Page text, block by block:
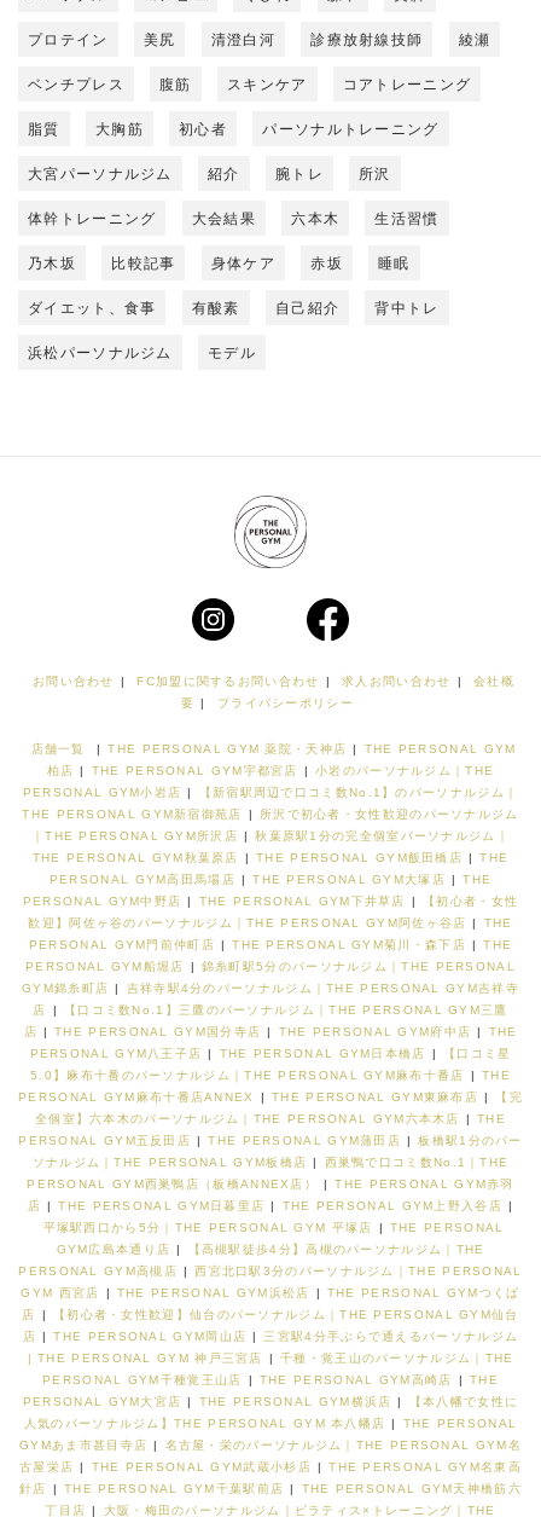
プロテイン 美尻 清澄白河 診療放射線技師 綾瀬
ベンチプレス 腹筋 スキンケア コアトレーニング
脂質 大胸筋 初心者 パーソナルトレーニング
大宮パーソナルジム 紹介 腕トレ 所沢
体幹トレーニング 大会結果 六本木 生活習慣
乃木坂 比較記事 身体ケア 赤坂 睡眠
ダイエット、食事 有酸素 自己紹介 背中トレ
浜松パーソナルジム モデル
お問い合わせ | FC加盟に関するお問い合わせ | 求人お問い合わせ |
会社概
要 | プライバシーポリシー
店舗一覧 | THE PERSONAL GYM 薬院・天神店 |
THE PERSONAL GYM
柏店 | THE PERSONAL GYM宇都宮店 |
小岩のパーソナルジム｜THE
PERSONAL GYM小岩店 |
【新宿駅周辺で口コミ数No.1】のパーソナルジム｜
THE PERSONAL GYM新宿御苑店
|
所沢で初心者・女性歓迎のパーソナルジム
｜THE PERSONAL GYM所沢店 |
秋葉原駅1分の完全個室パーソナルジム｜
THE PERSONAL GYM秋葉原店
| THE PERSONAL GYM飯田橋店 |
THE
PERSONAL GYM高田馬場店 | THE PERSONAL GYM大塚店 |
THE
PERSONAL GYM中野店 | THE PERSONAL GYM下井草店 |
【初心者・女性
歓迎】阿佐ヶ谷のパーソナルジム｜THE PERSONAL GYM阿佐ヶ谷店 |
THE
PERSONAL GYM門前仲町店 | THE PERSONAL GYM菊川・森下店 |
THE
PERSONAL GYM船堀店
|
錦糸町駅5分のパーソナルジム｜THE PERSONAL
GYM錦糸町店 |
吉祥寺駅4分のパーソナルジム｜THE PERSONAL GYM吉祥寺
店
|
【口コミ数No.1】三鷹のパーソナルジム｜THE PERSONAL GYM三鷹
店 | THE PERSONAL GYM国分寺店 | THE PERSONAL GYM府中店 |
THE
PERSONAL GYM八王子店 | THE PERSONAL GYM日本橋店 |
【口コミ星
5.0】麻布十番のパーソナルジム｜THE PERSONAL GYM麻布十番店
|
THE
PERSONAL GYM麻布十番店ANNEX
| THE PERSONAL GYM東麻布店 |
【完
全個室】六本木のパーソナルジム｜THE PERSONAL GYM六本木店
|
THE
PERSONAL GYM五反田店 | THE PERSONAL GYM蒲田店 |
板橋駅1分のパー
ソナルジム｜THE PERSONAL GYM板橋店 |
西巣鴨で口コミ数No.1｜THE
PERSONAL GYM西巣鴨店（板橋ANNEX店）
|
THE PERSONAL GYM赤羽
店 | THE PERSONAL GYM日暮里店 | THE PERSONAL GYM上野入谷店 |
平塚駅西口から5分｜THE PERSONAL GYM 平塚店
|
THE PERSONAL
GYM広島本通り店 |
【高槻駅徒歩4分】高槻のパーソナルジム｜THE
PERSONAL GYM高槻店 |
西宮北口駅3分のパーソナルジム｜THE PERSONAL
GYM 西宮店
| THE PERSONAL GYM浜松店 |
THE PERSONAL GYMつくば
店
|
【初心者・女性歓迎】仙台のパーソナルジム｜THE PERSONAL GYM仙台
店 | THE PERSONAL GYM岡山店 |
三宮駅4分手ぶらで通えるパーソナルジム
| THE PERSONAL GYM 神戸三宮店
|
千種・覚王山のパーソナルジム｜THE
PERSONAL GYM千種覚王山店
| THE PERSONAL GYM高崎店 |
THE
PERSONAL GYM大宮店 | THE PERSONAL GYM横浜店 |
【本八幡で女性に
人気のパーソナルジム】THE PERSONAL GYM 本八幡店 |
THE PERSONAL
GYMあま市甚目寺店 |
名古屋・栄のパーソナルジム｜THE PERSONAL GYM名
古屋栄店 | THE PERSONAL GYM武蔵小杉店 |
THE PERSONAL GYM名東高
針店
| THE PERSONAL GYM千葉駅前店 |
THE PERSONAL GYM天神橋筋六
丁目店 | 大阪・梅田のパーソナルジム｜ピラティス×トレーニング｜THE